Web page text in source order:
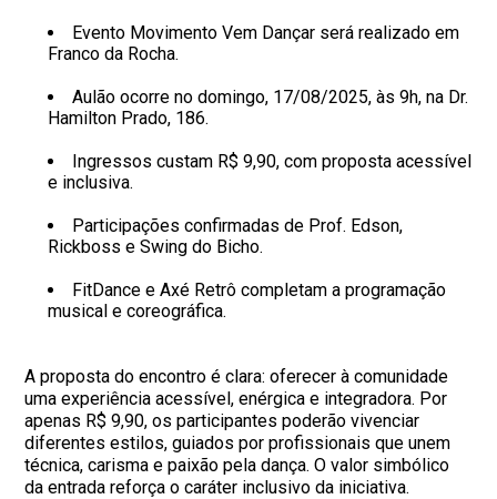
Evento Movimento Vem Dançar será realizado em
Franco da Rocha.
Aulão ocorre no domingo, 17/08/2025, às 9h, na Dr.
Hamilton Prado, 186.
Ingressos custam R$ 9,90, com proposta acessível
e inclusiva.
Participações confirmadas de Prof. Edson,
Rickboss e Swing do Bicho.
FitDance e Axé Retrô completam a programação
musical e coreográfica.
A proposta do encontro é clara: oferecer à comunidade
uma experiência acessível, enérgica e integradora. Por
apenas R$ 9,90, os participantes poderão vivenciar
diferentes estilos, guiados por profissionais que unem
técnica, carisma e paixão pela dança. O valor simbólico
da entrada reforça o caráter inclusivo da iniciativa.